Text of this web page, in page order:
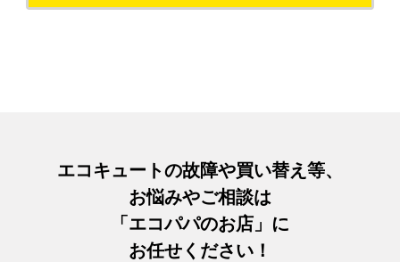
エコキュートの故障や買い替え等、
お悩みやご相談は
「エコパパのお店」に
お任せください！